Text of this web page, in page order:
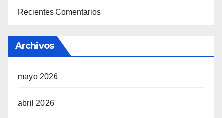
Recientes Comentarios
Archivos
mayo 2026
abril 2026